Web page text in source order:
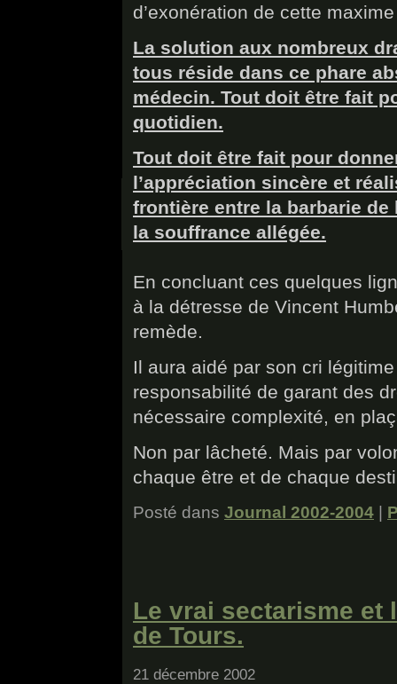
d’exonération de cette
La solution aux nombreux
tous réside dans ce phare
médecin. Tout doit être fait
quotidien.
Tout doit être fait pour
l’appréciation sincère et
frontière entre la barbarie de
la souffrance allégée.
En concluant ces quelques
à la détresse de Vincent
remède.
Il aura aidé par son cri
responsabilité de garant des
nécessaire complexité, en
Non par lâcheté. Mais par
chaque être et de chaque
Posté dans Journal 2002-2004 |
Le vrai sectarisme et
de Tours.
21 décembre 2002